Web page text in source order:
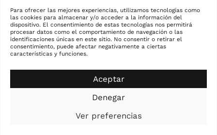
Para ofrecer las mejores experiencias, utilizamos tecnologías como
las cookies para almacenar y/o acceder a la información del
dispositivo. El consentimiento de estas tecnologías nos permitirá
procesar datos como el comportamiento de navegación o las
identificaciones únicas en este sitio. No consentir o retirar el
consentimiento, puede afectar negativamente a ciertas
características y funciones.
Aceptar
Denegar
Ver preferencias
Información de contacto
Andreia Mihalache
Valencia
Andreia Mihalache 2024©